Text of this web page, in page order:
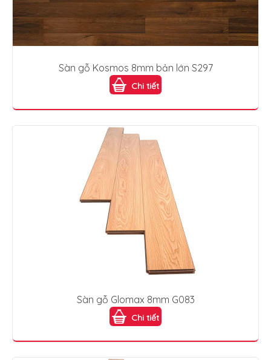
Sàn gỗ Kosmos 8mm bản lớn S297
Chi tiết
Sàn gỗ Glomax 8mm G083
Chi tiết